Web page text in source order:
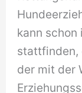
kann schon
stattfinden,
der mit der